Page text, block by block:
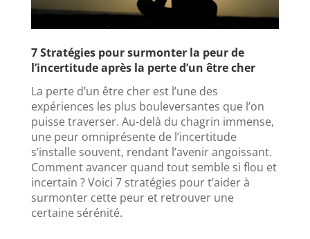
7 Stratégies pour surmonter la peur de
l’incertitude après la perte d’un être cher
La perte d’un être cher est l’une des
expériences les plus bouleversantes que l’on
puisse traverser. Au-delà du chagrin immense,
une peur omniprésente de l’incertitude
s’installe souvent, rendant l’avenir angoissant.
Comment avancer quand tout semble si flou et
incertain ? Voici 7 stratégies pour t’aider à
surmonter cette peur et retrouver une
certaine sérénité.